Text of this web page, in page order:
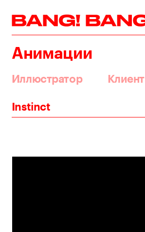
Анимации
Иллюстратор Клиент
Instinct